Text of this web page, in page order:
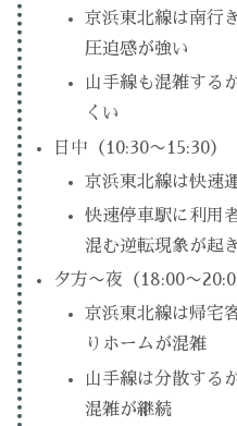
京浜東北線は南行
圧迫感が強い
山手線も混雑する
くい
日中（10:30〜15:30）
京浜東北線は快速
快速停車駅に利用
混む逆転現象が起
夕方〜夜（18:00〜
京浜東北線は帰宅
りホームが混雑
山手線は分散する
混雑が継続